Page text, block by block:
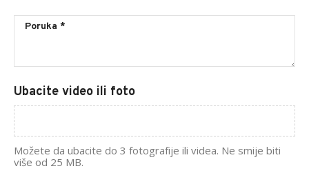
Ubacite video ili foto
Možete da ubacite do 3 fotografije ili videa. Ne smije biti
više od 25 MB.